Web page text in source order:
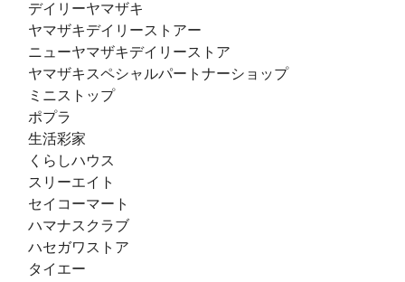
デイリーヤマザキ
ヤマザキデイリーストアー
ニューヤマザキデイリーストア
ヤマザキスペシャルパートナーショップ
ミニストップ
ポプラ
生活彩家
くらしハウス
スリーエイト
セイコーマート
ハマナスクラブ
ハセガワストア
タイエー